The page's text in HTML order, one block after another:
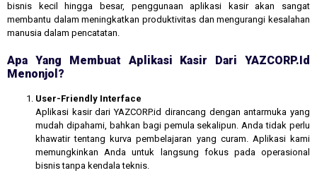
bisnis kecil hingga besar, penggunaan aplikasi kasir akan sangat
membantu dalam meningkatkan produktivitas dan mengurangi kesalahan
manusia dalam pencatatan.
Apa Yang Membuat Aplikasi Kasir Dari YAZCORP.id
Menonjol?
User-Friendly Interface
Aplikasi kasir dari YAZCORP.id dirancang dengan antarmuka yang
mudah dipahami, bahkan bagi pemula sekalipun. Anda tidak perlu
khawatir tentang kurva pembelajaran yang curam. Aplikasi kami
memungkinkan Anda untuk langsung fokus pada operasional
bisnis tanpa kendala teknis.